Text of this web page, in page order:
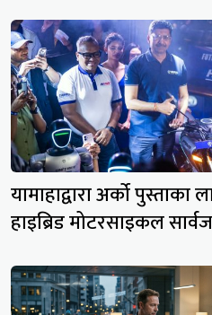
यामाहाद्वारा अर्को
हाइब्रिड मोटरसाइकल